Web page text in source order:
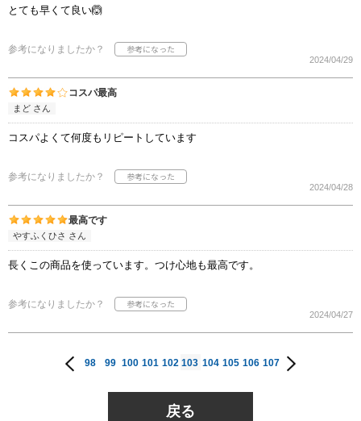
とても早くて良い🙆
参考になりましたか？
2024/04/29
コスパ最高
まど さん
コスパよくて何度もリピートしています
参考になりましたか？
2024/04/28
最高です
やすふくひさ さん
長くこの商品を使っています。つけ心地も最高です。
参考になりましたか？
2024/04/27
98 99 100 101 102 103 104 105 106 107
戻る